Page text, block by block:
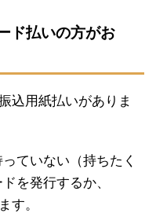
ド払いの方がお
込用紙払いがありま
ていない（持ちたく
を発行するか、
す。